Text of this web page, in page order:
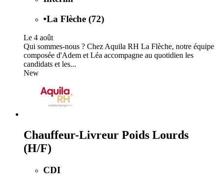
•La Flèche (72)
Le 4 août
Qui sommes-nous ? Chez Aquila RH La Flèche, notre équipe
composée d'Adem et Léa accompagne au quotidien les
candidats et les...
New
Chauffeur-Livreur Poids Lourds
(H/F)
CDI